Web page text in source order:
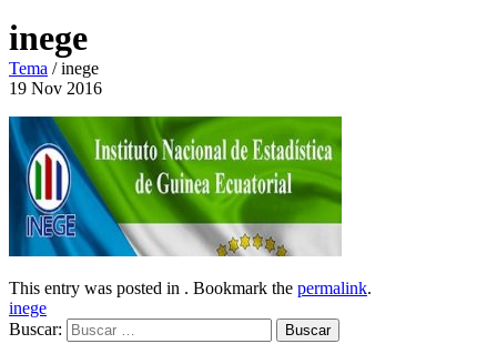
inege
Tema /inege
19 Nov 2016
This entry was posted in . Bookmark the permalink.
inege
Buscar: